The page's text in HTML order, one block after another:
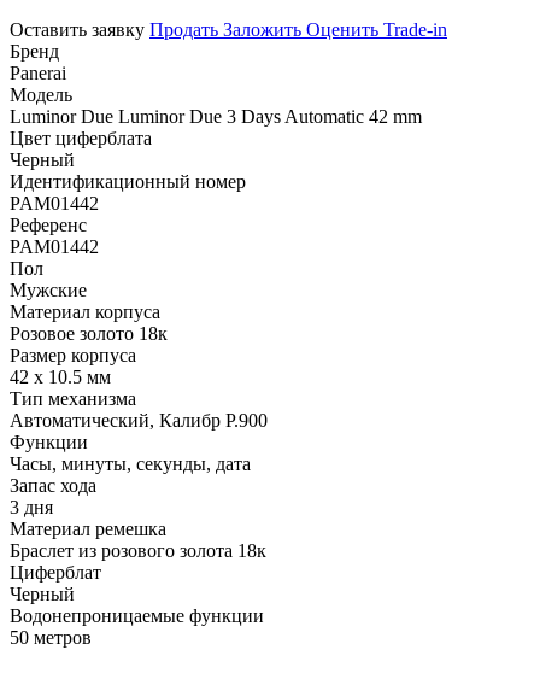
Оставить заявку Продать Заложить Оценить Trade-in
Бренд
Panerai
Модель
Luminor Due Luminor Due 3 Days Automatic 42 mm
Цвет циферблата
Черный
Идентификационный номер
PAM01442
Референс
PAM01442
Пол
Мужские
Материал корпуса
Розовое золото 18к
Размер корпуса
42 х 10.5 мм
Тип механизма
Автоматический, Калибр P.900
Функции
Часы, минуты, секунды, дата
Запас хода
3 дня
Материал ремешка
Браслет из розового золота 18к
Циферблат
Черный
Водонепроницаемые функции
50 метров